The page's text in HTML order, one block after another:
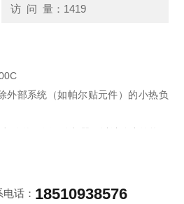
访 问 量：1419
外部系统（如帕尔贴元件）的小热负
凑的再循环冷却器，以消除小的热负
话： 18510938576